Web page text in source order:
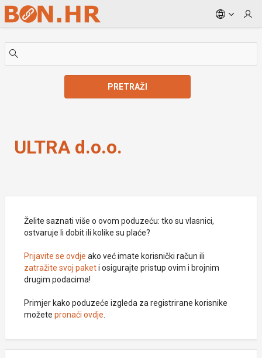
Skip to Main Content
PRETRAŽI
ULTRA d.o.o.
Želite saznati više o ovom poduzeću: tko su vlasnici,
ostvaruje li dobit ili kolike su plaće?
Prijavite se ovdje ako već imate korisnički račun ili
zatražite svoj paketi osigurajte pristup ovim i brojnim
drugim podacima!
Primjer kako poduzeće izgleda za registrirane korisnike
možete pronaći ovdje